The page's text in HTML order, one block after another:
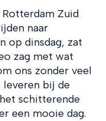
Zuid
naar
op dinsdag, zat
zag met wat
ons zonder veel
bij de
schitterende
een mooie dag.